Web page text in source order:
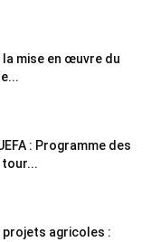
la mise en œuvre du
: Programme des
agricoles :